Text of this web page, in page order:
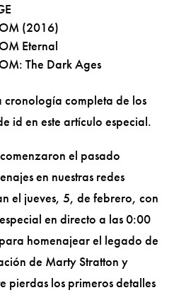
(2016)
Eternal
The Dark Ages
cronología completa de los
id en este artículo especial.
el pasado
en nuestras redes
el jueves, 5, de febrero, con
en directo a las 0:00
homenajear el legado de
de Marty Stratton y
pierdas los primeros detalles